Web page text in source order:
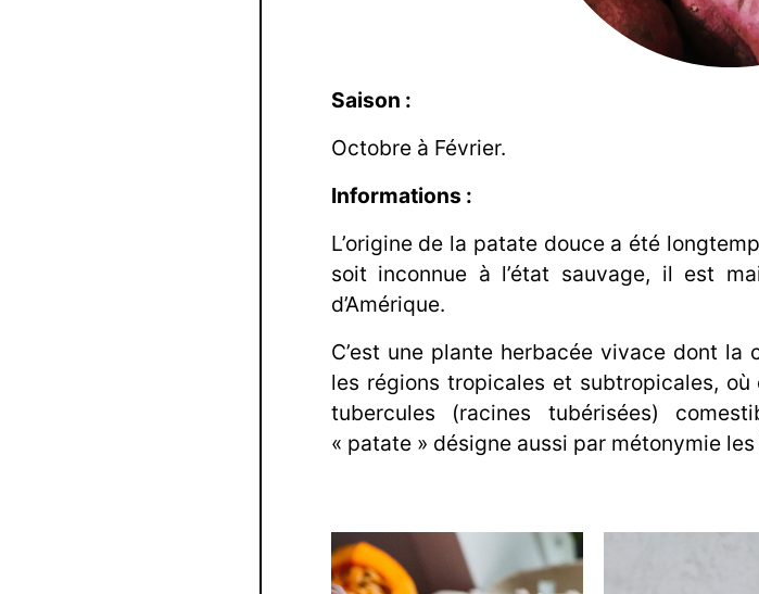
Saison :
Octobre à Février.
Informations :
L’origine de la patate douce a été
soit inconnue à l’état sauvage, il est
d’Amérique.
C’est une plante herbacée vivace dont
les régions tropicales et subtropicales,
tubercules (racines tubérisées)
« patate » désigne aussi par métonymie